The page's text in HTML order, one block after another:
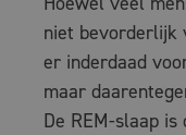
niet bevorderlijk
er inderdaad
maar
De REM-slaap